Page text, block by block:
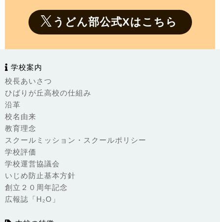
うどん部公式Xはこちら
学校案内
校長あいさつ
ひばりが丘高校の仕組み
沿革
校名由来
教育理念
スクールミッション・スクールポリシー
学校評価
学校運営協議会
いじめ防止基本方針
創立２０周年記念
広報誌「H₂O」